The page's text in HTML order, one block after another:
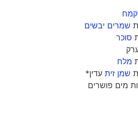
קמח
שמרים יבשים
סוכר
מלח
שמן זית עדין*